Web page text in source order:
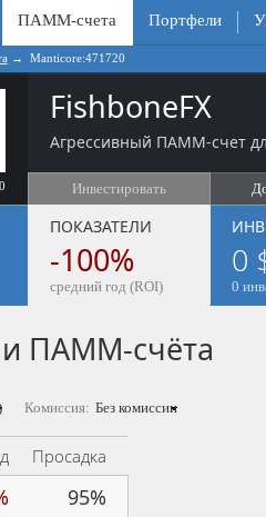
ПАММ-счета Портфели
→ Manticore:471720
0
FishboneFX
Агрессивный ПАММ-счет
Инвестировать
ПОКАЗАТЕЛИ
-100%
средний год (ROI)
0
0
ПАММ-счёта
Комиссия:
Просадка
95%